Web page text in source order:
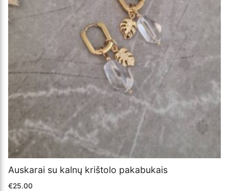
Auskarai su kalnų krištolo pakabukais
€25.00